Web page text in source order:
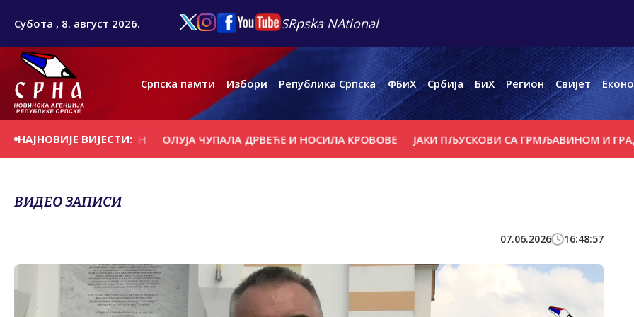
Субота , 8. август 2026. SRpska NAtional
Српска памти Избори Република Српска ФБиХ Србија БиХ Регион Свијет
НАЈНОВИЈЕ ВИЈЕСТИ:
НА ДАНАШЊИ ДАН ОЛУЈА ЧУПАЛА ДРВЕЋЕ И НОСИЛА КРОВОВЕ ЈАКИ ПЉУСКОВИ СА ГРМЉАВИНОМ И ГРАДОМ
ВИДЕО ЗАПИСИ
07.06.2026 16:48:57